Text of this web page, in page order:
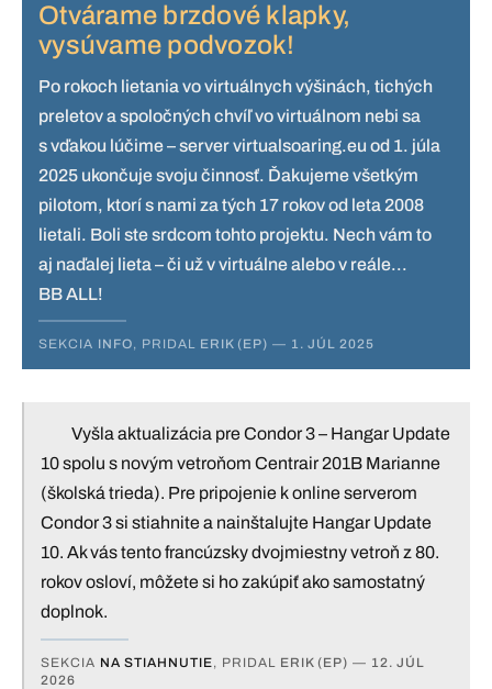
Otvárame brzdové klapky,
vysúvame podvozok!
Po rokoch lietania vo virtuálnych výšinách, tichých
preletov a spoločných chvíľ vo virtuálnom nebi sa
s vďakou lúčime – server virtualsoaring.eu od 1. júla
2025 ukončuje svoju činnosť. Ďakujeme všetkým
pilotom, ktorí s nami za tých 17 rokov od leta 2008
lietali. Boli ste srdcom tohto projektu. Nech vám to
aj naďalej lieta – či už v virtuálne alebo v reále...
BB ALL!
SEKCIA INFO, PRIDAL ERIK (EP) — 1. JÚL 2025
Vyšla aktualizácia pre Condor 3 – Hangar Update
10 spolu s novým vetroňom Centrair 201B Marianne
(školská trieda). Pre pripojenie k online serverom
Condor 3 si stiahnite a nainštalujte Hangar Update
10. Ak vás tento francúzsky dvojmiestny vetroň z 80.
rokov osloví, môžete si ho zakúpiť ako samostatný
doplnok.
SEKCIA NA STIAHNUTIE, PRIDAL ERIK (EP) — 12. JÚL
2026